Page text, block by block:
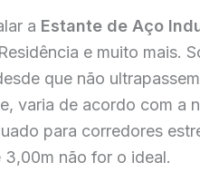
a Estante de Aço
e muito mais.
que não
varia de acordo com a
para corredores
3,00m não for o ideal.